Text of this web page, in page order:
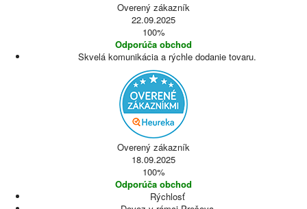
Overený zákazník
22.09.2025
100%
Odporúča obchod
Skvelá komunikácia a rýchle dodanie tovaru.
Overený zákazník
18.09.2025
100%
Odporúča obchod
Rýchlosť